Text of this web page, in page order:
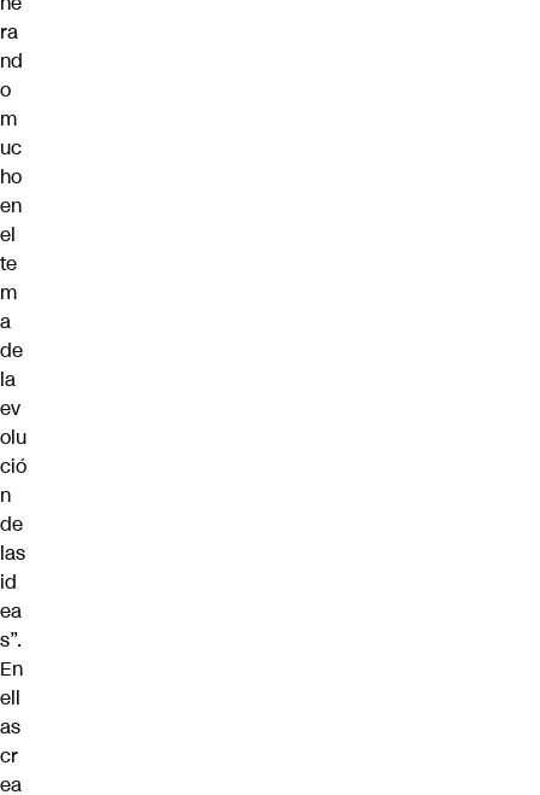
ra
nd
o
m
uc
ho
en
el
te
m
a
de
la
ev
olu
ció
n
de
las
id
ea
s”.
En
ell
as
cr
ea